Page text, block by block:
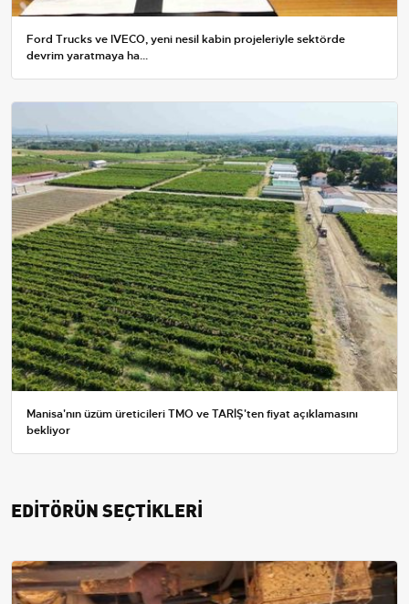
Ford Trucks ve IVECO, yeni nesil kabin projeleriyle sektörde
devrim yaratmaya ha...
Manisa'nın üzüm üreticileri TMO ve TARİŞ'ten fiyat açıklamasını
bekliyor
EDİTÖRÜN SEÇTİKLERİ